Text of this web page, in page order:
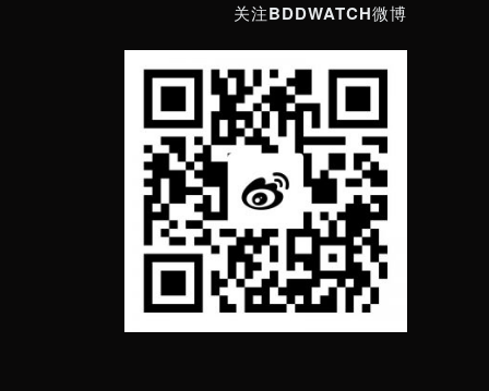
关注BDDWATCH微博